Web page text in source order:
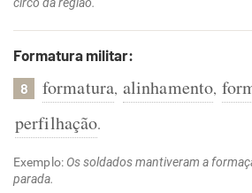
Formatura militar:
8 formatura, alinhamento,
perfilhação.
Exemplo: Os soldados mantiveram a
parada.